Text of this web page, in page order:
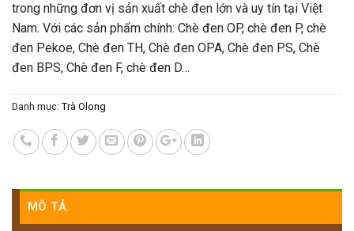
trong những đơn vị sản xuất chè đen lớn và uy tín tại Việt
Nam. Với các sản phẩm chính: Chè đen OP, chè đen P, chè
đen Pekoe, Chè đen TH, Chè đen OPA, Chè đen PS, Chè
đen BPS, Chè đen F, chè đen D…
Danh mục: Trà Olong
MÔ TẢ